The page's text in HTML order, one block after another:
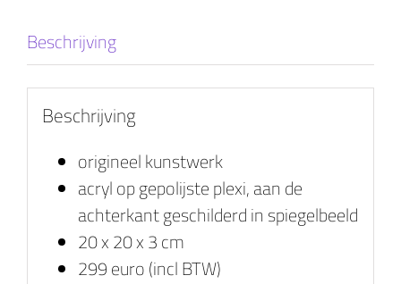
Beschrijving
Beschrijving
origineel kunstwerk
acryl op gepolijste plexi, aan de
achterkant geschilderd in spiegelbeeld
20 x 20 x 3 cm
299 euro (incl BTW)